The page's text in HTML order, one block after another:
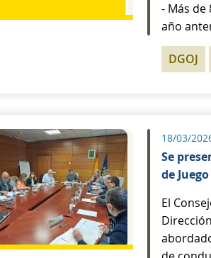
- Más
año
DGOJ
18/03/
Se
de
El